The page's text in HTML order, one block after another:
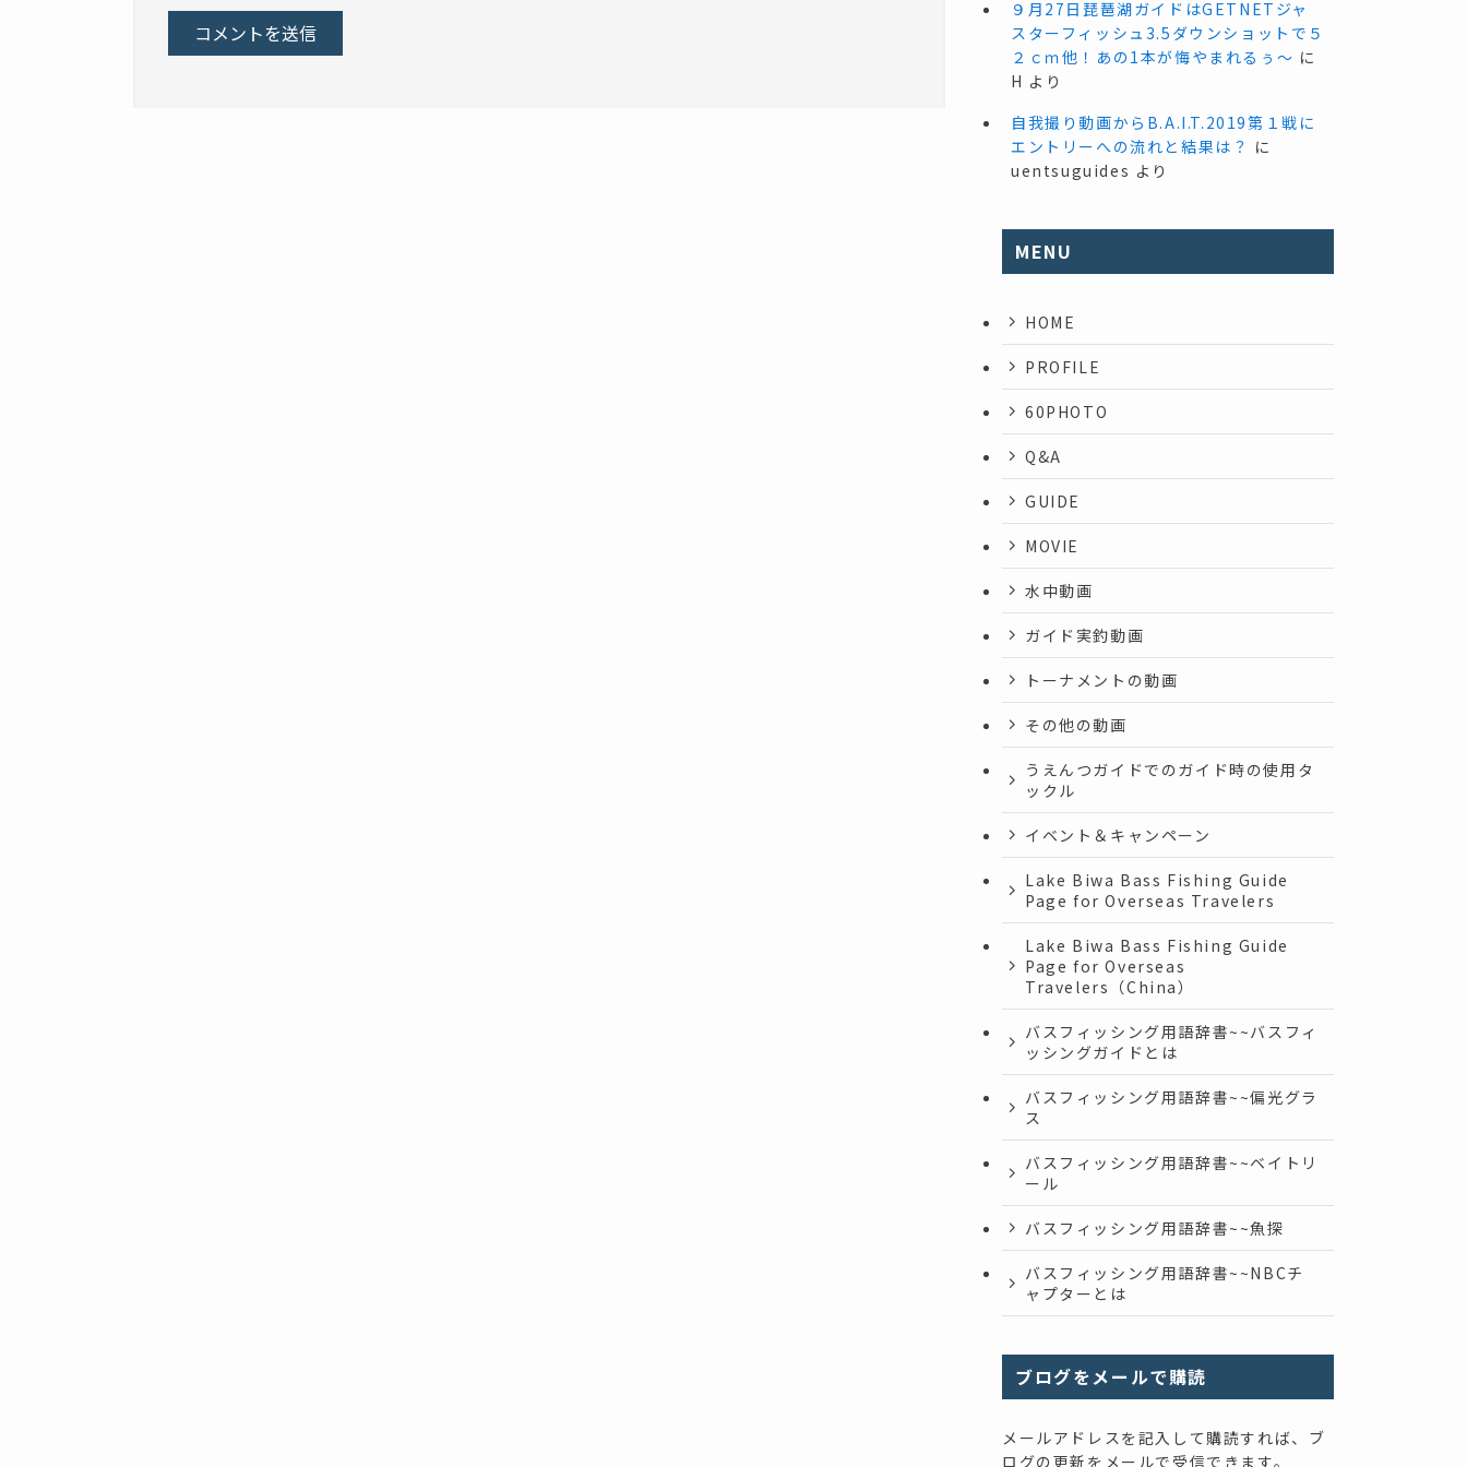
９月27日琵琶湖ガイドはGETNETジャ
スターフィッシュ3.5ダウンショットで５
２ｃｍ他！あの1本が悔やまれるぅ～ に
H より
自我撮り動画からB.A.I.T.2019第１戦に
エントリーへの流れと結果は？ に
uentsuguides より
MENU
HOME
PROFILE
60PHOTO
Q&A
GUIDE
MOVIE
水中動画
ガイド実釣動画
トーナメントの動画
その他の動画
うえんつガイドでのガイド時の使用タ
ックル
イベント＆キャンペーン
Lake Biwa Bass Fishing Guide
Page for Overseas Travelers
Lake Biwa Bass Fishing Guide
Page for Overseas
Travelers（China）
バスフィッシング用語辞書~~バスフィ
ッシングガイドとは
バスフィッシング用語辞書~~偏光グラ
ス
バスフィッシング用語辞書~~ベイトリ
ール
バスフィッシング用語辞書~~魚探
バスフィッシング用語辞書~~NBCチ
ャプターとは
ブログをメールで購読
メールアドレスを記入して購読すれば、ブ
ログの更新をメールで受信できます。